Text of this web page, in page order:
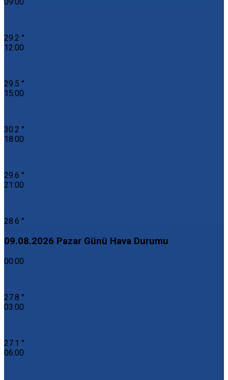
09:00
29.2 °
12:00
29.5 °
15:00
30.2 °
18:00
29.6 °
21:00
28.6 °
09.08.2026 Pazar Günü Hava Durumu
00:00
27.8 °
03:00
27.1 °
06:00